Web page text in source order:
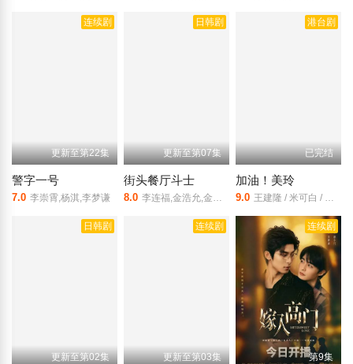
连续剧
更新至第22集
警字一号
7.0 李崇霄,杨淇,李梦谦
日韩剧
更新至第07集
街头餐厅斗士
8.0 李连福,金浩允,金民成,郑镐泳,宋勋,洪锡天
港台剧
已完结
加油！美玲
9.0 王建隆 / 米可白 / 庞庸之 / 林雨宣 / 朱蕾安
日韩剧
更新至第02集
连续剧
更新至第03集
连续剧
第9集